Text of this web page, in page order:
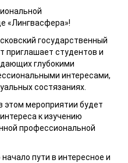
«Лингвасфера»!
государственный
приглашает студентов и
глубокими
интересами,
состязаниях.
этом мероприятии будет
к изучению
профессиональной
пути в интересное и